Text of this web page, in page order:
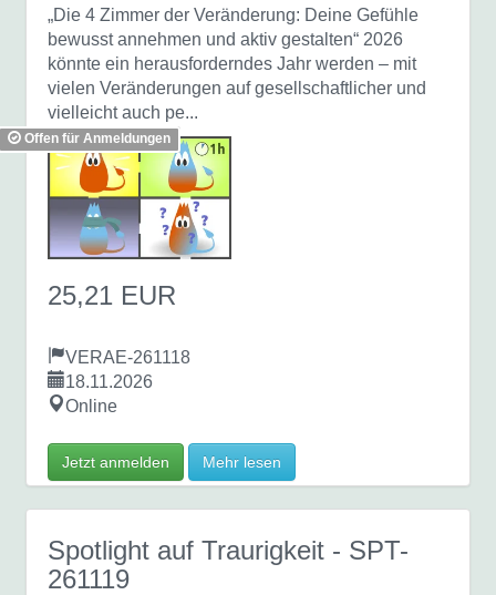
„Die 4 Zimmer der Veränderung: Deine Gefühle
bewusst annehmen und aktiv gestalten“ 2026
könnte ein herausforderndes Jahr werden – mit
vielen Veränderungen auf gesellschaftlicher und
vielleicht auch pe...
Offen für Anmeldungen
25,21 EUR
VERAE-261118
18.11.2026
Online
Jetzt anmelden Mehr lesen
Spotlight auf Traurigkeit - SPT-
261119